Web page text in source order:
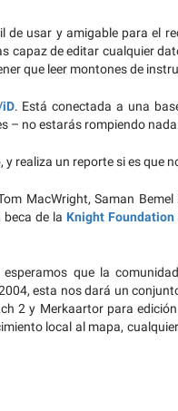
de usar y amigable para el
capaz de editar cualquier
que leer montones de
. Está conectada a una
– no estarás rompiendo
realiza un reporte si es que
MacWright, Saman Bemel
de la Knight Foundation
que la
esta nos dará un
2 y Merkaartor para
local al mapa,